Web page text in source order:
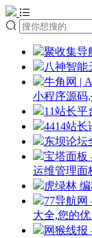
聚收集导
八神智能
牛角网 |
小程序源码
11站长平
4414站
东坝论坛
宝塔面板
运维管理面
虎绿林
77导航网
大全,您的
网猴线报